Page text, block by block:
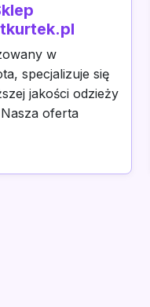
w
specjalizuje się
jakości odzieży
oferta